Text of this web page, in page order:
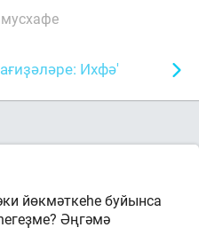
Ихфә'
йөкмәткеһе буйынса
Әңгәмә